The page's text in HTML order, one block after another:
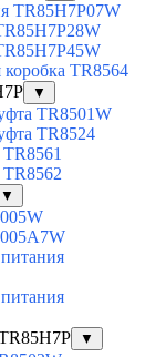
TR85H7P07W
коробка TR8564
▼
TR8501W
TR8524
▼
▼